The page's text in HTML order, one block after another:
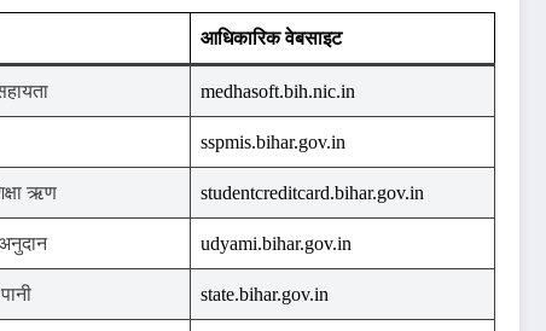
आधिकारिक वेबसाइट
medhasoft.bih.nic.in
sspmis.bihar.gov.in
ऋण studentcreditcard.bihar.gov.in
udyami.bihar.gov.in
state.bihar.gov.in